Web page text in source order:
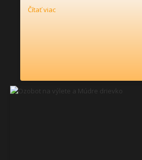
Čítať viac